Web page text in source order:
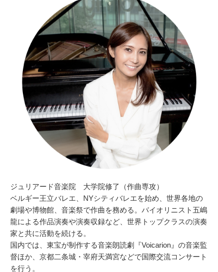
ジュリアード音楽院 大学院修了（作曲専攻）
ベルギー王立バレエ、NYシティバレエを始め、世界各地の
劇場や博物館、音楽祭で作曲を務める。バイオリニスト五嶋
龍による作品演奏や演奏収録など、世界トップクラスの演奏
家と共に活動を続ける。
国内では、東宝が制作する音楽朗読劇『Voicarion』の音楽監
督ほか、京都二条城・宰府天満宮などで国際交流コンサート
を行う。